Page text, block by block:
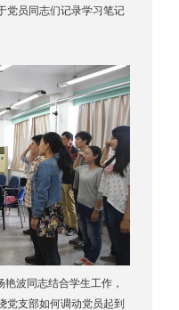
党员同志们记录学习笔记
波同志结合学生工作，
党支部如何调动党员起到